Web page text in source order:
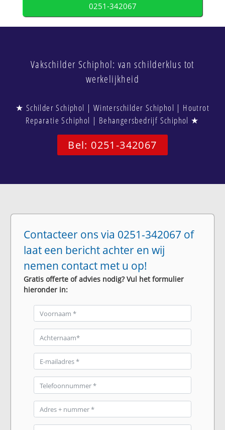
0251-342067
Vakschilder Schiphol: van schilderklus tot
werkelijkheid
★ Schilder Schiphol | Winterschilder Schiphol | Houtrot
Reparatie Schiphol | Behangersbedrijf Schiphol ★
Bel: 0251-342067
Contacteer ons via 0251-342067 of
laat een bericht achter en wij
nemen contact met u op!
Gratis offerte of advies nodig? Vul het formulier
hieronder in: